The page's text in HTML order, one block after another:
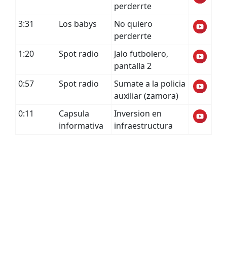
perderrte
3:31
Los babys
No quiero
perderrte
1:20
Spot radio
Jalo futbolero,
pantalla 2
0:57
Spot radio
Sumate a la policia
auxiliar (zamora)
0:11
Capsula
informativa
Inversion en
infraestructura